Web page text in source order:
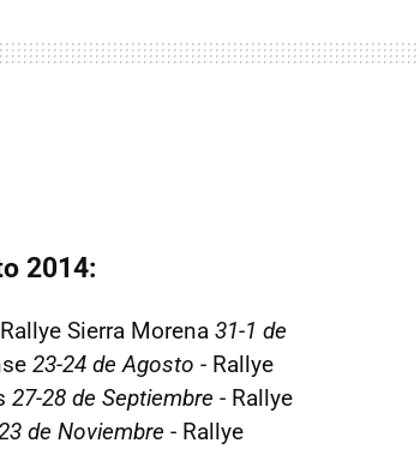
2014:
Sierra Morena 31-1 de
23-24 de Agosto - Rallye
27-28 de Septiembre - Rallye
de Noviembre - Rallye